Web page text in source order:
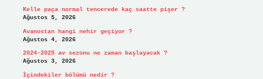
Kelle paça normal tencerede kaç saatte pişer ?
Ağustos 5, 2026
Avanostan hangi nehir geçiyor ?
Ağustos 4, 2026
2024-2025 av sezonu ne zaman başlayacak ?
Ağustos 3, 2026
İçindekiler bölümü nedir ?